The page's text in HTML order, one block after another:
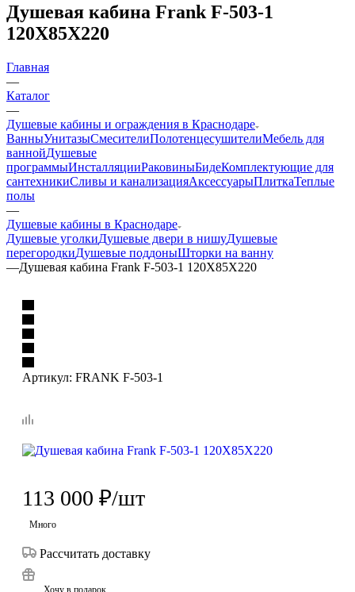
Душевая кабина Frank F-503-1
120Х85Х220
Главная
—
Каталог
—
Душевые кабины и ограждения в Краснодаре
ВанныУнитазыСмесителиПолотенцесушителиМебель для
ваннойДушевые
программыИнсталляцииРаковиныБидеКомплектующие для
сантехникиСливы и канализацияАксессуарыПлиткаТеплые
полы
—
Душевые кабины в Краснодаре
Душевые уголкиДушевые двери в нишуДушевые
перегородкиДушевые поддоныШторки на ванну
—Душевая кабина Frank F-503-1 120Х85Х220
Артикул: FRANK F-503-1
113 000 ₽/шт
Много
Рассчитать доставку
Хочу в подарок